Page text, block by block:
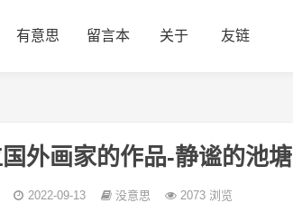
有意思 留言本 关于 友链
外画家的作品-静谧的池塘
2022-09-13 没意思 2073 浏览